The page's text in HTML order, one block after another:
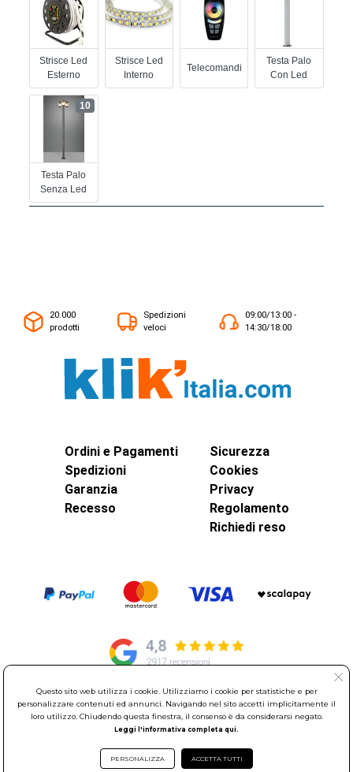
Strisce Led
Esterno
Strisce Led
Interno
Telecomandi
Testa Palo
Con Led
Testa Palo
Senza Led
10
20.000
prodotti
Spedizioni
veloci
09:00/13:00 -
14:30/18:00
Ordini e Pagamenti
Spedizioni
Garanzia
Recesso
Sicurezza
Cookies
Privacy
Regolamento
Richiedi reso
© Elettroservice Spa - Sede Legale: Via Leonardo da Vinci, 40 -
00015 Monterotondo Scalo (RM)
Sociale 1.600.000,00 Euro i.v. Iscritto al Registro delle Imprese di
Questo sito web utilizza i cookie. Utilizziamo i cookie per statistiche e per
personalizzare contenuti ed annunci. Navigando nel sito accetti implicitamente il
loro utilizzo. Chiudendo questa finestra, il consenso è da considerarsi negato.
Leggi l'informativa completa qui.
PERSONALIZZA ACCETTA TUTTI